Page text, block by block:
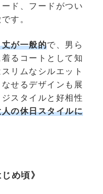
ド、フードがつい
す。
が一般的で、男ら
るコートとして知
リムなシルエット
せるデザインも展
スタイルと好相性
人の休日スタイルに
め頃》